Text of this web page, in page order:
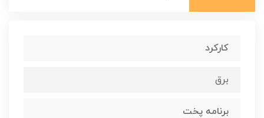
کارکرد
برق
برنامه پخت